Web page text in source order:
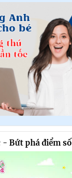
- Bứt phá điểm số